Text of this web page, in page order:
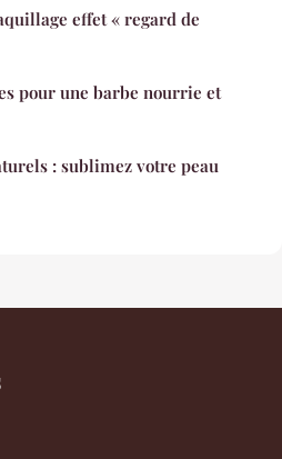
effet « regard de
pour une barbe nourrie et
: sublimez votre peau